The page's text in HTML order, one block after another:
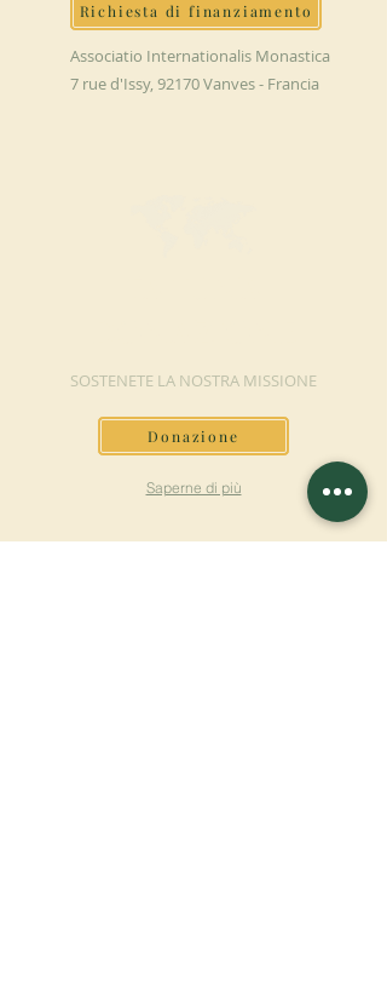
Richiesta di finanziamento
Associatio Internationalis Monastica
7 rue d'Issy, 92170 Vanves - Francia
SOSTENETE LA NOSTRA MISSIONE
Donazione
Saperne di più